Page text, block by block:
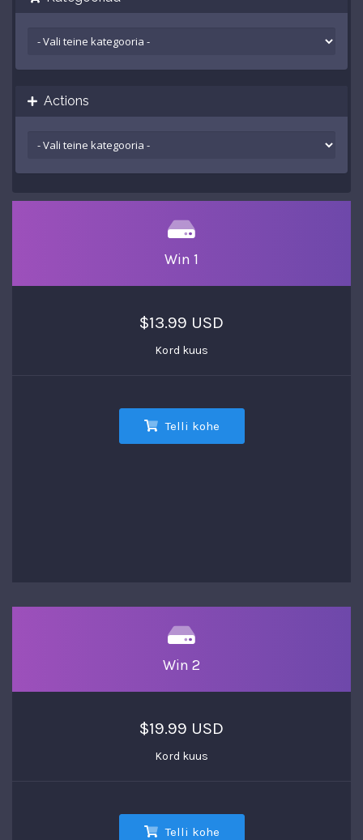
Actions
Win 1
$13.99 USD
Kord kuus
Telli kohe
Win 2
$19.99 USD
Kord kuus
Telli kohe